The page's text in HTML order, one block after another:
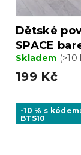
Dětské
SPACE
Skladem (>10
199 Kč
-10 % s kódem:
BTS10